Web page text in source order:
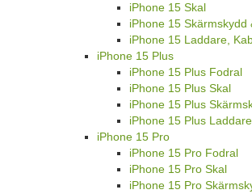
iPhone 15 Skal
iPhone 15 Skärmskydd
iPhone 15 Laddare,
iPhone 15 Plus
iPhone 15 Plus Fodral
iPhone 15 Plus Skal
iPhone 15 Plus
iPhone 15 Plus
iPhone 15 Pro
iPhone 15 Pro Fodral
iPhone 15 Pro Skal
iPhone 15 Pro